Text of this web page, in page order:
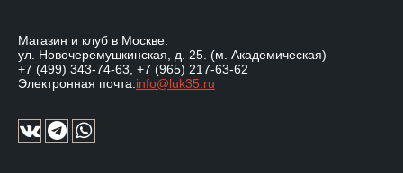
Магазин и клуб в Москве:
ул. Новочеремушкинская, д. 25. (м. Академическая)
+7 (499) 343-74-63 +7 (965) 217-63-62
Электронная почта:info@luk35.ru